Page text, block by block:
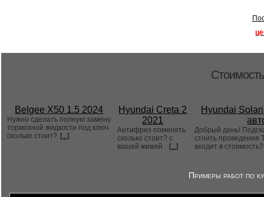
Belgee X50 1.5 2024
Нужно сделать полную замену
тормозной жидкости под ключ
сколько стоит? [...]
Hyundai Creta 2
2021
Антифриз поменять
сколько стоит? с
вашей жижей.. [...]
Hyundai
Добрый день!
стоить проведения
входит в
Примеры работ по